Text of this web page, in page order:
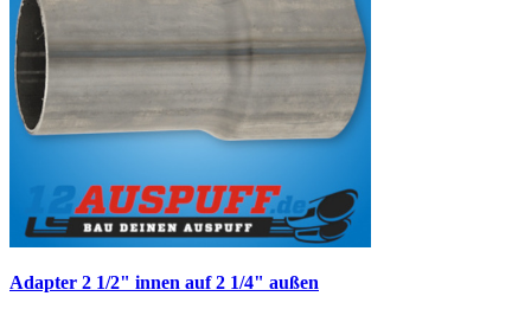
Adapter 2 1/2" innen auf 2 1/4" außen